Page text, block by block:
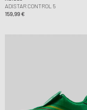
ADISTAR CONTROL 5
159,99 €